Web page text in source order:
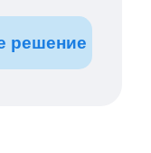
решение